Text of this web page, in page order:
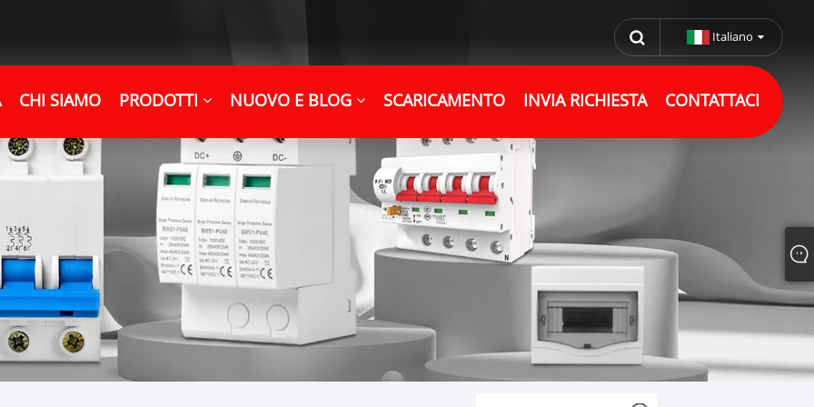
Italiano
CHI SIAMO PRODOTTI NUOVO E BLOG SCARICAMENTO INVIA RICHIESTA CONTATTACI